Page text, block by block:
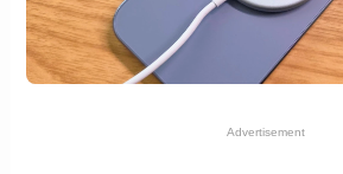
Advertisement